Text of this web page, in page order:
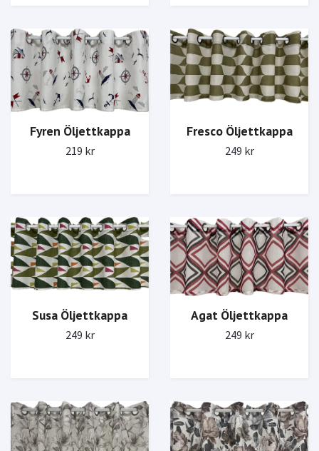
Fyren Öljettkappa
219 kr
Fresco Öljettkappa
249 kr
Susa Öljettkappa
249 kr
Agat Öljettkappa
249 kr